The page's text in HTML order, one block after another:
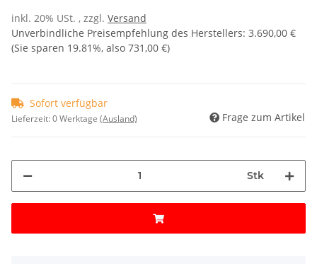
inkl. 20% USt. , zzgl. Versand
Unverbindliche Preisempfehlung des Herstellers: 3.690,00 €
(Sie sparen 19.81%, also 731,00 €)
Sofort verfügbar
Lieferzeit:0 Werktage (Ausland) Frage zum Artikel
Stk